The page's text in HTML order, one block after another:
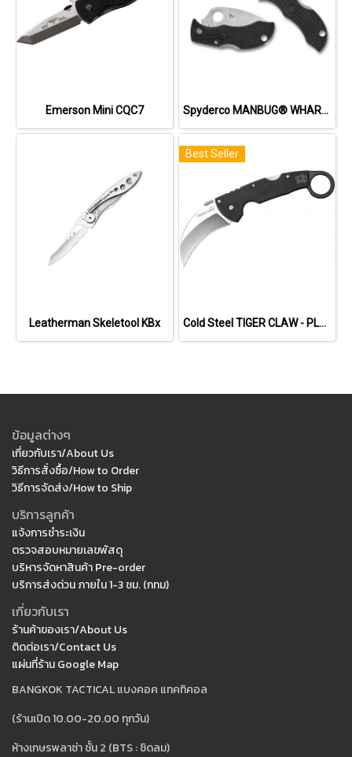
Emerson Mini CQC7 Spyderco MANBUG® WHARNCLIFFE
Leatherman Skeletool KBx
Best Seller
Cold Steel TIGER CLAW - PLAIN EDGE (S35VN)
ข้อมูลต่างๆ
เกี่ยวกับเรา/About Us
วิธีการสั่งซื้อ/How to Order
วิธีการจัดส่ง/How to Ship
บริการลูกค้า
แจ้งการชำระเงิน
ตรวจสอบหมายเลขพัสดุ
บริหารจัดหาสินค้า Pre-order
บริการส่งด่วน ภายใน 1-3 ชม. (กทม)
เกี่ยวกับเรา
ร้านค้าของเรา/About Us
ติดต่อเรา/Contact Us
แผ่นที่ร้าน Google Map
BANGKOK TACTICAL แบงคอค แทคทิคอล
(ร้านเปิด 10.00-20.00 ทุกวัน)
ห้างเกษรพลาซ่า ชั้น 2 (BTS : ชิดลม)